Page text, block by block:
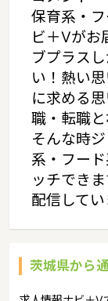
保育系・
ビ＋Vがお
ブプラス
い！熱い
に求める
職・転職と
そんな時
系・フー
ッチでき
配信してい
茨城県から